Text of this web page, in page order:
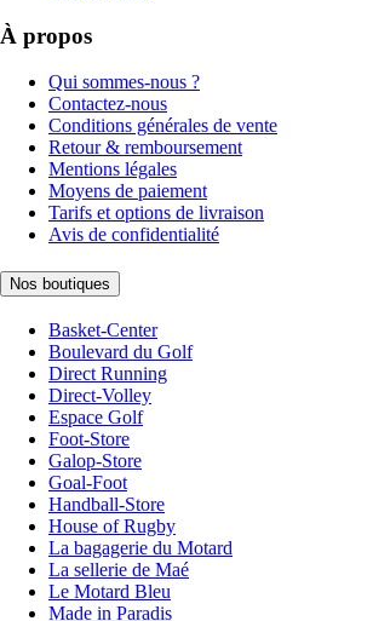
À propos
Qui sommes-nous ?
Contactez-nous
Conditions générales de vente
Retour & remboursement
Mentions légales
Moyens de paiement
Tarifs et options de livraison
Avis de confidentialité
Nos boutiques
Basket-Center
Boulevard du Golf
Direct Running
Direct-Volley
Espace Golf
Foot-Store
Galop-Store
Goal-Foot
Handball-Store
House of Rugby
La bagagerie du Motard
La sellerie de Maé
Le Motard Bleu
Made in Paradis